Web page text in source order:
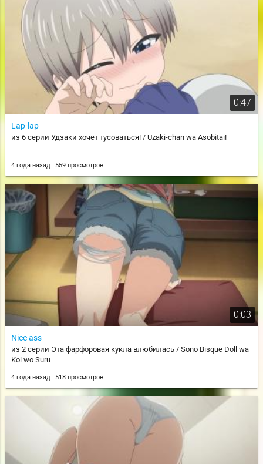
0:47
Lap-lap
из 6 серии Удзаки хочет тусоваться! / Uzaki-chan wa Asobitai!
4 года назад 559 просмотров
0:03
Nice ass
из 2 серии Эта фарфоровая кукла влюбилась / Sono Bisque Doll wa
Koi wo Suru
4 года назад 518 просмотров